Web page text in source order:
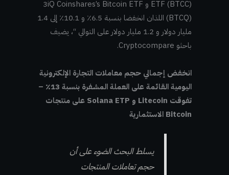
ETF (BTCC) و 3iQ Coinshares’s Bitcoin ETF
(BTCQ) اللذان انخفضا بنسبة 6.5٪ و 10.1٪ إلى 1.4
مليار دولار و 1.2 مليار دولار على التوالي “، يضيف
باحثو Cryptocompare.
انخفض إجمالي حجم معاملات التجارة الإلكترونية
اليومية القائمة على العملة المشفرة بنسبة 13٪ –
تفوقت Litecoin و Solana ETP على منتجات
Bitcoin الاستثمارية
يسلط البحث الضوء على أن
حجم تعاملات المنتجات